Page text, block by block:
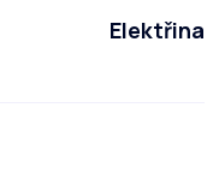
Elektřina